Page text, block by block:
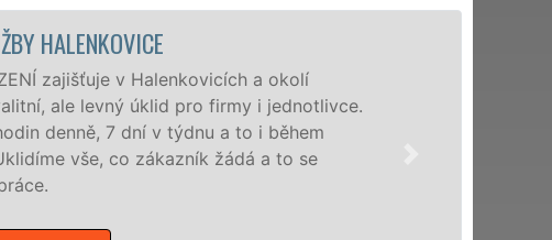
Naše společnost EXTRA UKLÍZENÍ
profesionální úklidové služby NON-
nabízíme pro všechny obchodní
domácnosti v celém Zlínském kraji s